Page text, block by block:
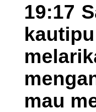
19:17
mau